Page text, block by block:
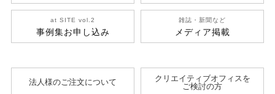
at SITE vol.2
事例集お申し込み
雑誌・新聞など
メディア掲載
法人様のご注文について
クリエイティブオフィスを
ご検討の方